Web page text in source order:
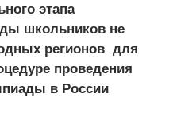
этапа
школьников не
регионов для
проведения
в России